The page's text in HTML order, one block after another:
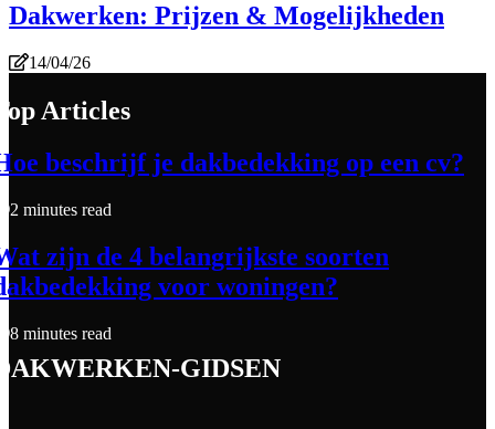
Dakwerken: Prijzen & Mogelijkheden
14/04/26
Articles
beschrijf je dakbedekking op een cv?
2 minutes read
zijn de 4 belangrijkste soorten
voor woningen?
8 minutes read
gidsen